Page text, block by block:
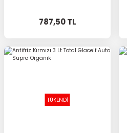
787,50 TL
TÜKENDİ